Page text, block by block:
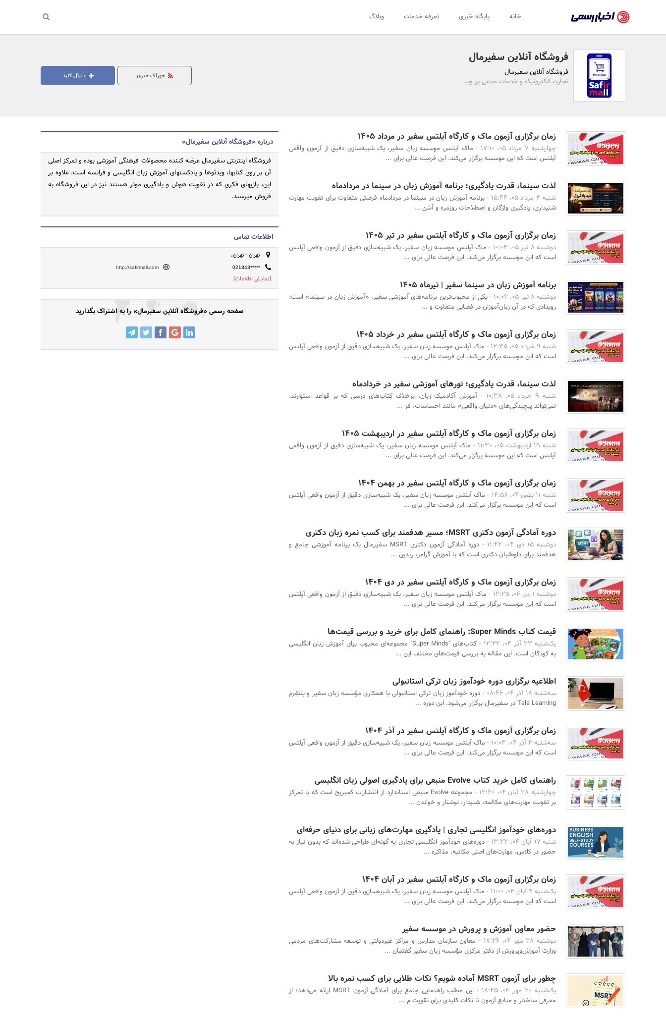
رسمی
-
اخبار
تایید
سازمان‌ها
و
روابط
عمومی‌ها
خانه پایگاه خبری تعرفه خدمات وبلاگ
فروشگاه آنلاین سفیرمال
فروشگاه آنلاین سفیرمال
تجارت الکترونیک و خدمات مبتنی بر وب
دنبال کنید خوراک خبری
زمان برگزاری آزمون ماک و کارگاه آیلتس سفیر در مرداد 1405
چهارشنبه 7 مرداد 05، 17:10 -
ماک آیلتس موسسه زبان سفیر، یک شبیه‌سازی دقیق از آزمون واقعی
آیلتس است که این موسسه برگزار می‌کند. این فرصت عالی برای ...
لذت سینما، قدرت یادگیری؛ برنامه آموزش زبان در سینما در مردادماه
شنبه 3 مرداد 05، 15:44 -
برنامه آموزش زبان در سینما در مردادماه فرصتی متفاوت برای تقویت مهارت
شنیداری، یادگیری واژگان و اصطلاحات روزمره و آشن ...
زمان برگزاری آزمون ماک و کارگاه آیلتس سفیر در تیر 1405
دوشنبه 8 تیر 05، 10:03 -
ماک آیلتس موسسه زبان سفیر، یک شبیه‌سازی دقیق از آزمون واقعی آیلتس
است که این موسسه برگزار می‌کند. این فرصت عالی برای ...
برنامه آموزش زبان در سینما سفیر | تیرماه ۱۴۰۵
دوشنبه 8 تیر 05، 10:02 -
یکی از محبوب‌ترین برنامه‌های آموزشی سفیر، «آموزش زبان در سینما» است؛
رویدادی که در آن زبان‌آموزان در فضایی متفاوت و ...
زمان برگزاری آزمون ماک و کارگاه آیلتس سفیر در خرداد 1405
شنبه 9 خرداد 05، 12:35 -
ماک آیلتس موسسه زبان سفیر، یک شبیه‌سازی دقیق از آزمون واقعی آیلتس
است که این موسسه برگزار می‌کند. این فرصت عالی برای ...
لذت سینما، قدرت یادگیری؛ تورهای آموزشی سفیر در خردادماه
شنبه 9 خرداد 05، 10:38 -
آموزش آکادمیک زبان، برخلاف کتاب‌های درسی که بر قواعد استوارند،
نمی‌تواند پیچیدگی‌های «دنیای واقعی» مانند احساسات، فر ...
زمان برگزاری آزمون ماک و کارگاه آیلتس سفیر در اردیبهشت 1405
شنبه 19 اردیبهشت 05، 11:30 -
ماک آیلتس موسسه زبان سفیر، یک شبیه‌سازی دقیق از آزمون واقعی
آیلتس است که این موسسه برگزار می‌کند. این فرصت عالی برای ...
زمان برگزاری آزمون ماک و کارگاه آیلتس سفیر در بهمن 1404
شنبه 11 بهمن 04، 14:58 -
ماک آیلتس موسسه زبان سفیر، یک شبیه‌سازی دقیق از آزمون واقعی آیلتس
است که این موسسه برگزار می‌کند. این فرصت عالی برای ...
دوره آمادگی آزمون دکتری MSRT؛ مسیر هدفمند برای کسب نمره زبان دکتری
دوشنبه 15 دی 04، 11:42 -
دوره آمادگی آزمون دکتری MSRT سفیرمال یک برنامه آموزشی جامع و
هدفمند برای داوطلبان دکتری است که با آموزش گرامر، ریدین ...
زمان برگزاری آزمون ماک و کارگاه آیلتس سفیر در دی 1404
دوشنبه 1 دی 04، 12:25 -
ماک آیلتس موسسه زبان سفیر، یک شبیه‌سازی دقیق از آزمون واقعی آیلتس
است که این موسسه برگزار می‌کند. این فرصت عالی برای ...
قیمت کتاب Super Minds: راهنمای کامل برای خرید و بررسی قیمت‌ها
یک‌شنبه 23 آذر 04، 12:22 -
کتاب‌های "Super Minds" مجموعه‌ای محبوب برای آموزش زبان انگلیسی
به کودکان است. این مقاله به بررسی قیمت‌های مختلف این ...
اطلاعیه برگزاری دوره خودآموز زبان ترکی استانبولی
سه‌شنبه 18 آذر 04، 08:46 -
دوره خودآموز زبان ترکی استانبولی با همکاری مؤسسه زبان سفیر و پلتفرم
Tele Learning در سفیرمال برگزار می‌شود. این دوره ...
زمان برگزاری آزمون ماک و کارگاه آیلتس سفیر در آذر 1404
سه‌شنبه 4 آذر 04، 10:03 -
ماک آیلتس موسسه زبان سفیر، یک شبیه‌سازی دقیق از آزمون واقعی آیلتس
است که این موسسه برگزار می‌کند. این فرصت عالی برای ...
راهنمای کامل خرید کتاب Evolve منبعی برای یادگیری اصولی زبان انگلیسی
چهارشنبه 28 آبان 04، 12:20 -
مجموعه Evolve منبعی استاندارد از انتشارات کمبریج است که با تمرکز
بر تقویت مهارت‌های مکالمه، شنیدار، نوشتار و خواندن ...
دوره‌های خودآموز انگلیسی تجاری | یادگیری مهارت‌های زبانی برای دنیای حرفه‌ای
شنبه 17 آبان 04، 13:22 -
دوره‌های خودآموز انگلیسی تجاری به گونه‌ای طراحی شده‌اند که بدون نیاز به
حضور در کلاس، مهارت‌های اصلی مکاتبه، مذاکره ...
زمان برگزاری آزمون ماک و کارگاه آیلتس سفیر در آبان 1404
یک‌شنبه 4 آبان 04، 11:00 -
ماک آیلتس موسسه زبان سفیر، یک شبیه‌سازی دقیق از آزمون واقعی آیلتس
است که این موسسه برگزار می‌کند. این فرصت عالی برای ...
حضور معاون آموزش‌ و پرورش در موسسه سفیر
دوشنبه 28 مهر 04، 17:26 -
معاون سازمان مدارس و مراکز غیردولتی و توسعه مشارکت‌های مردمی
وزارت آموزش‌وپرورش از دفتر مرکزی مؤسسه زبان سفیر گفتمان ...
چطور برای آزمون MSRT آماده شویم؟ نکات طلایی برای کسب نمره بالا
یک‌شنبه 20 مهر 04، 18:45 -
این مطلب راهنمایی جامع برای آمادگی آزمون MSRT ارائه می‌دهد؛ از
معرفی ساختار و منابع آزمون تا نکات کلیدی برای تقویت م ...
درباره «فروشگاه آنلاین سفیرمال»
فروشگاه اینترنتی سفیرمال عرضه کننده محصولات فرهنگی آموزشی بوده و تمرکز اصلی
آن بر روی کتابها، ویدئوها و پادکستهای آموزش زبان انگلیسی و فرانسه است. علاوه بر
این، بازیهای فکری که در تقویت هوش و یادگیری موثر هستند نیز در این فروشگاه به
فروش میرسند.
اطلاعات تماس
تهران - تهران،
021843*****
http://safirmall.com
[نمایش اطلاعات]
صفحه رسمی «فروشگاه آنلاین سفیرمال» را به اشتراک بگذارید